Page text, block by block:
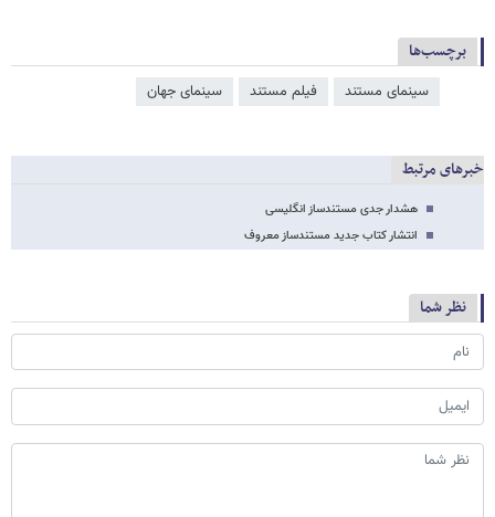
برچسب‌ها
سینمای مستند فیلم مستند سینمای جهان
خبرهای مرتبط
هشدار جدی مستندساز انگلیسی
انتشار کتاب جدید مستندساز معروف
نظر شما